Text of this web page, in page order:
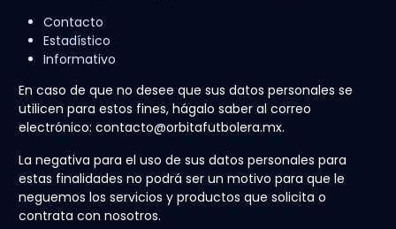
Contacto
Estadístico
Informativo
En caso de que no desee que sus datos personales se
utilicen para estos fines, hágalo saber al correo
electrónico: contacto@orbitafutbolera.mx.
La negativa para el uso de sus datos personales para
estas finalidades no podrá ser un motivo para que le
neguemos los servicios y productos que solicita o
contrata con nosotros.